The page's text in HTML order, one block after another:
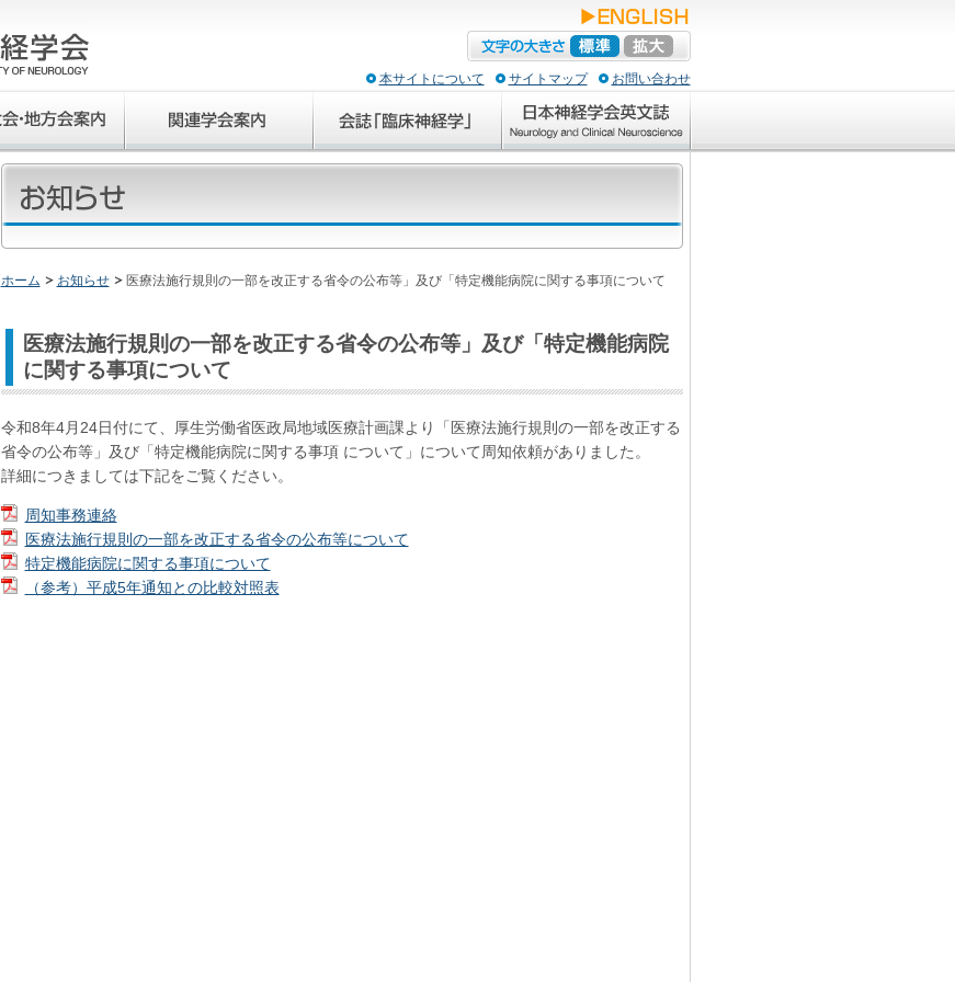
本サイトについて サイトマップ お問い合わせ
ホーム お知らせ 医療法施行規則の一部を改正する省令の公布等」及び「特定機能病院に関する事項について
医療法施行規則の一部を改正する省令の公布等」及び「特定機能病院
に関する事項について
令和8年4月24日付にて、厚生労働省医政局地域医療計画課より「医療法施行規則の一部を改正する
省令の公布等」及び「特定機能病院に関する事項 について」について周知依頼がありました。
詳細につきましては下記をご覧ください。
周知事務連絡
医療法施行規則の一部を改正する省令の公布等について
特定機能病院に関する事項について
（参考）平成5年通知との比較対照表